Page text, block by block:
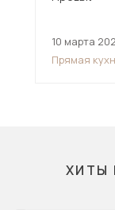
10 марта
Прямая
ХИТЫ